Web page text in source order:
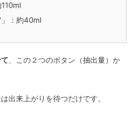
」：約40ml
、この２つのボタン（抽出量）か
出来上がりを待つだけです。